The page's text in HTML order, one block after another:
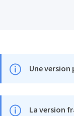
Une
La version